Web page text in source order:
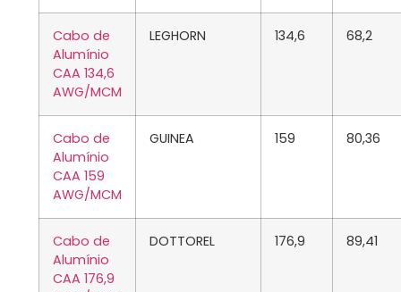
Cabo de
Alumínio
CAA 134,6
AWG/MCM
LEGHORN 134,6 68,2
Cabo de
Alumínio
CAA 159
AWG/MCM
GUINEA 159 80,36
Cabo de
Alumínio
CAA 176,9
DOTTOREL 176,9 89,41